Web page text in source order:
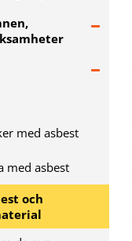
med asbest
med asbest
och